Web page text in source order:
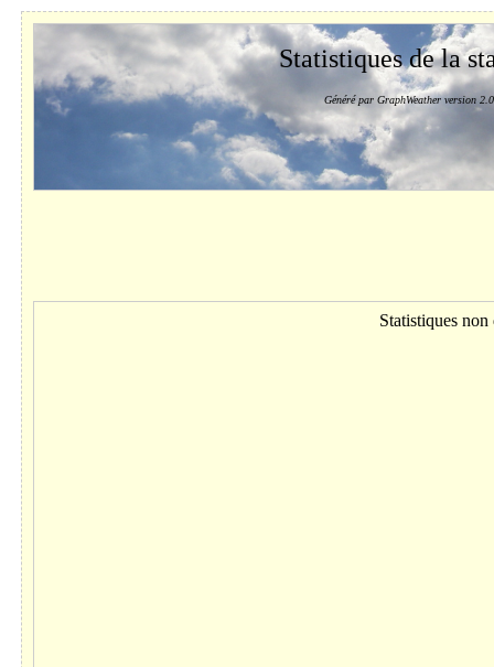
Statistiques de la
Généré par GraphWeather version 2.0